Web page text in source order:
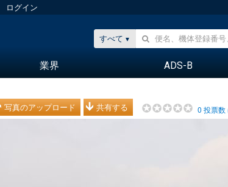
ログイン
すべて
業界 ADS-B
写真のアップロード 共有する 0 投票数